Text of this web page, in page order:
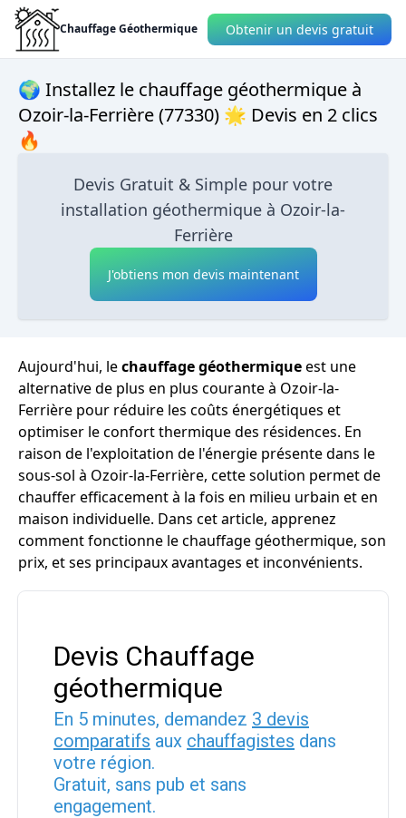
Chauffage Géothermique Obtenir un devis gratuit
🌍 Installez le chauffage géothermique à
Ozoir-la-Ferrière (77330) 🌟 Devis en 2 clics
🔥
Devis Gratuit & Simple pour votre
installation géothermique à Ozoir-la-
Ferrière
J'obtiens mon devis maintenant
Aujourd'hui, lechauffage géothermiqueest une
alternative de plus en plus courante à Ozoir-la-
Ferrière pour réduire les coûts énergétiques et
optimiser le confort thermique des résidences. En
raison de l'exploitation de l'énergie présente dans le
sous-sol à Ozoir-la-Ferrière, cette solution permet de
chauffer efficacement à la fois en milieu urbain et en
maison individuelle. Dans cet article, apprenez
comment fonctionne le chauffage géothermique, son
prix, et ses principaux avantages et inconvénients.
Devis Chauffage
géothermique
En 5 minutes, demandez 3 devis
comparatifs aux chauffagistes dans
votre région.
Gratuit, sans pub et sans
engagement.